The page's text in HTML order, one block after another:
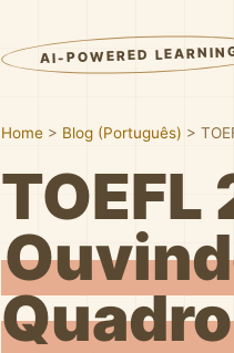
AI-POWERED
Home > Blog (Português) >